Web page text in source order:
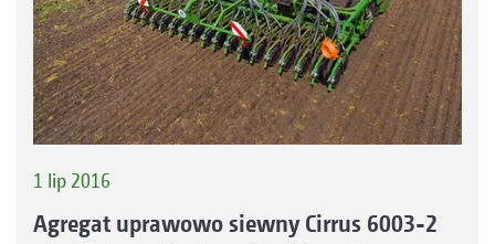
1 lip 2016
Agregat uprawowo siewny Cirrus 6003-2